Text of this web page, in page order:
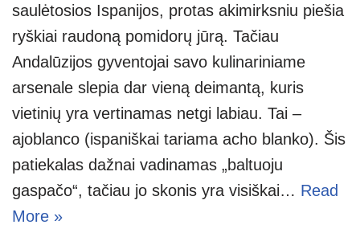
saulėtosios Ispanijos, protas akimirksniu piešia
ryškiai raudoną pomidorų jūrą. Tačiau
Andalūzijos gyventojai savo kulinariniame
arsenale slepia dar vieną deimantą, kuris
vietinių yra vertinamas netgi labiau. Tai –
ajoblanco (ispaniškai tariama acho blanko). Šis
patiekalas dažnai vadinamas „baltuoju
gaspačo“, tačiau jo skonis yra visiškai… Read
More »